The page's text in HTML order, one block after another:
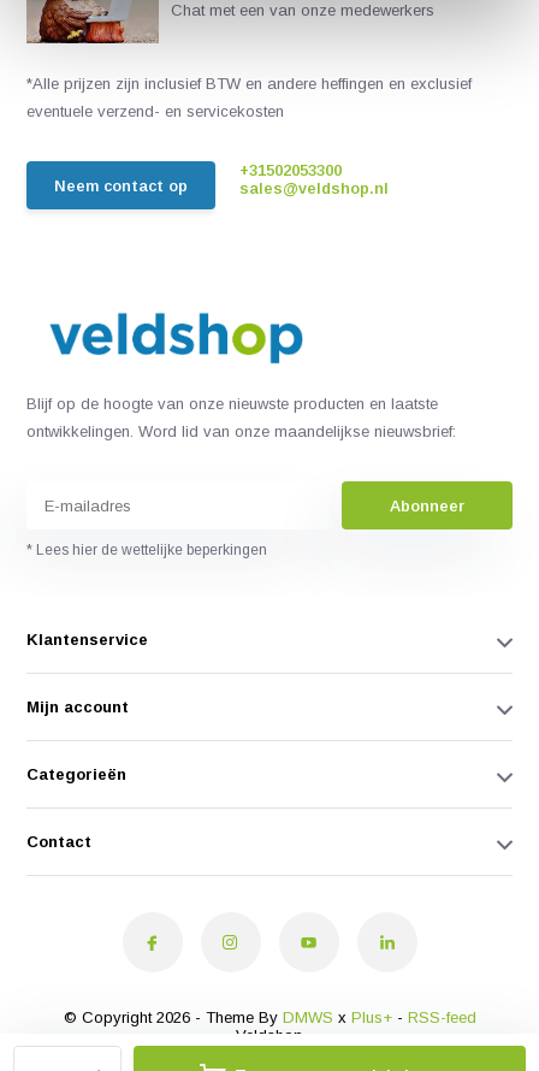
Chat met een van onze medewerkers
*Alle prijzen zijn inclusief BTW en andere heffingen en exclusief
eventuele verzend- en servicekosten
Neem contact op
+31502053300
sales@veldshop.nl
Blijf op de hoogte van onze nieuwste producten en laatste
ontwikkelingen. Word lid van onze maandelijkse nieuwsbrief:
Abonneer
* Lees hier de wettelijke beperkingen
Klantenservice
Mijn account
Categorieën
Contact
© Copyright 2026 - Theme By DMWS x Plus+- RSS-feed
Veldshop